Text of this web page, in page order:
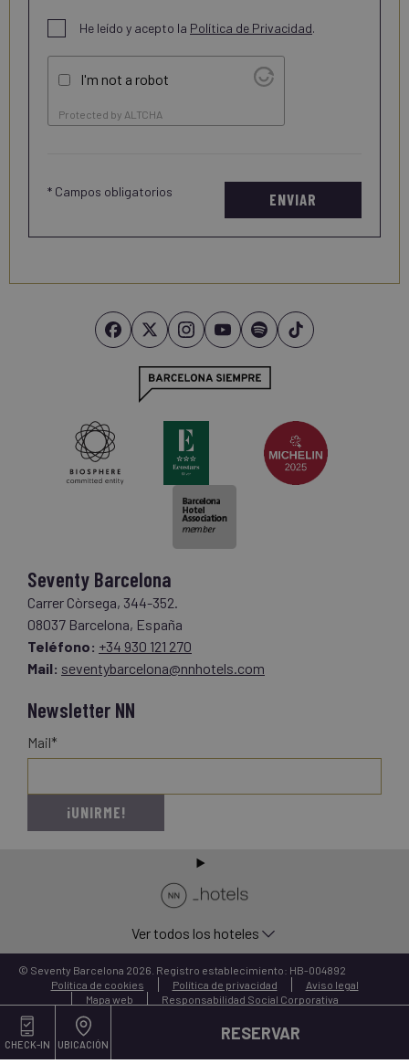
CHECK-IN UBICACIÓN
RESERVAR
He leído y acepto la Política de Privacidad.
I'm not a robot
Protected by ALTCHA
ENVIAR
* Campos obligatorios
Seventy Barcelona
Carrer Còrsega, 344-352.
08037 Barcelona, España
Teléfono: +34 930 121 270
Mail: seventybarcelona@nnhotels.com
Newsletter NN
Mail*
¡UNIRME!
Ver todos los hoteles
© Seventy Barcelona 2026. Registro establecimiento: HB-004892
Política de cookies
Política de privacidad
Aviso legal
Mapa web
Responsabilidad Social Corporativa